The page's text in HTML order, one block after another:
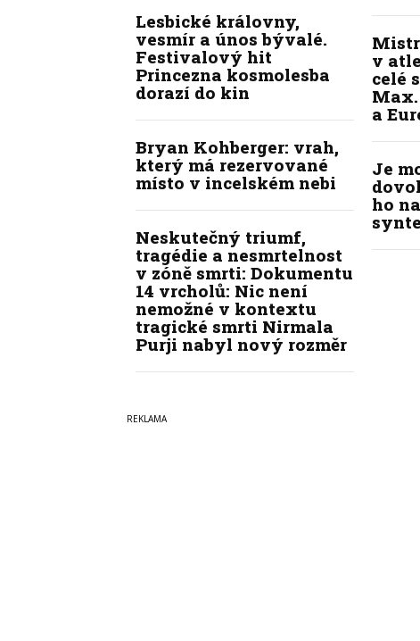
Lesbické královny,
vesmír a únos bývalé.
Festivalový hit
Princezna kosmolesba
dorazí do kin
Bryan Kohberger: vrah,
který má rezervované
místo v incelském nebi
Neskutečný triumf,
tragédie a nesmrtelnost
v zóně smrti: Dokumentu
14 vrcholů: Nic není
nemožné v kontextu
tragické smrti Nirmala
Purji nabyl nový rozměr
v
celé
Max.
a
Je
ho